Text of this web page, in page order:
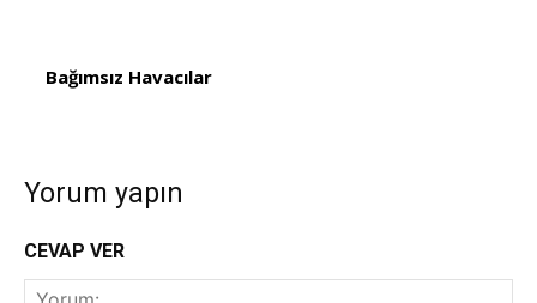
Bağımsız Havacılar
Yorum yapın
CEVAP VER